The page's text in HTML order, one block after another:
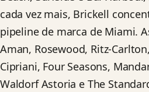
cada vez mais, Brickell
pipeline de marca de Miami.
Aman, Rosewood, Ritz-
Cipriani, Four Seasons,
Waldorf Astoria e The